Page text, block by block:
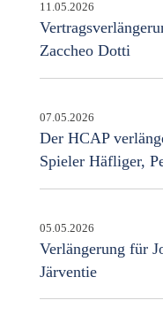
11.05.2026
Zaccheo Dotti
07.05.2026
Der HCAP
Spieler Häfliger,
05.05.2026
Verlängerung für
Järventie